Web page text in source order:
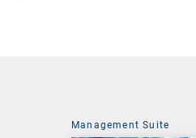
Management Suite